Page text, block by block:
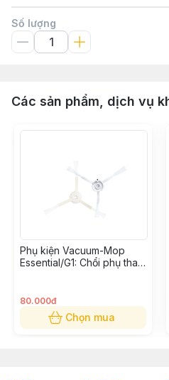
Số lượng
Các sản phẩm, dịch vụ
Phụ kiện Vacuum-Mop
Essential/G1: Chổi phụ thay
80.000đ
Chọn mua